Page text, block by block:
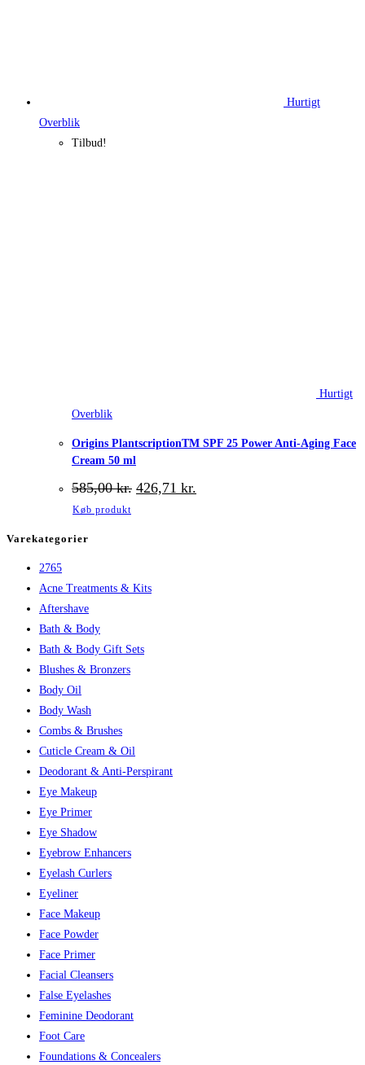
Hurtigt
Overblik
Tilbud!
Hurtigt
Overblik
Origins PlantscriptionTM SPF 25 Power Anti-Aging Face
Cream 50 ml
585,00kr. Den
oprindelige
426,71 kr.
aktuelle
Køb produkt
Varekategorier
2765
Acne Treatments & Kits
Aftershave
Bath & Body
Bath & Body Gift Sets
Blushes & Bronzers
Body Oil
Body Wash
Combs & Brushes
Cuticle Cream & Oil
Deodorant & Anti-Perspirant
Eye Makeup
Eye Primer
Eye Shadow
Eyebrow Enhancers
Eyelash Curlers
Eyeliner
Face Makeup
Face Powder
Face Primer
Facial Cleansers
False Eyelashes
Feminine Deodorant
Foot Care
Foundations & Concealers